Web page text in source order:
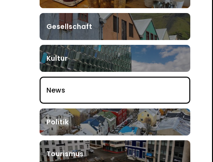
Gesellschaft
Kultur
News
Politik
Tourismus